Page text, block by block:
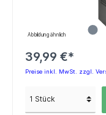
Abbildung ähnlich
39,99 €*
Preise inkl. MwSt. zzgl.